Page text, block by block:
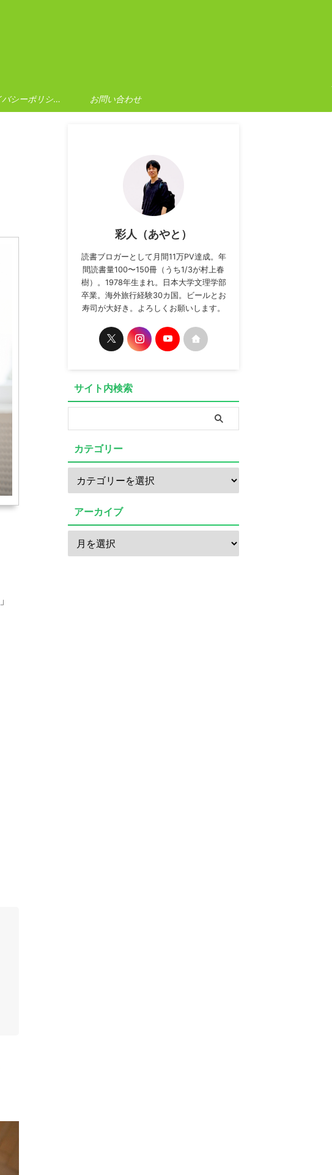
プライバシーポリシー お問い合わせ
」
彩人（あやと）
読書ブロガーとして月間11万PV達成。年
間読書量100〜150冊（うち1/3が村上春
樹）。1978年生まれ。日本大学文理学部
卒業。海外旅行経験30カ国。ビールとお
寿司が大好き。よろしくお願いします。
サイト内検索
カテゴリー
アーカイブ